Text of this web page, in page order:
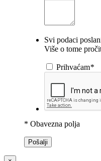
Svi podaci
Više o tome
Prihvaćam*
* Obavezna polja
Pošalji